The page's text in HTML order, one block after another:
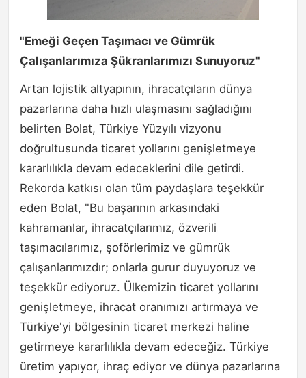
"Emeği Geçen Taşımacı ve Gümrük
Çalışanlarımıza Şükranlarımızı Sunuyoruz"
Artan lojistik altyapının, ihracatçıların dünya
pazarlarına daha hızlı ulaşmasını sağladığını
belirten Bolat, Türkiye Yüzyılı vizyonu
doğrultusunda ticaret yollarını genişletmeye
kararlılıkla devam edeceklerini dile getirdi.
Rekorda katkısı olan tüm paydaşlara teşekkür
eden Bolat, "Bu başarının arkasındaki
kahramanlar, ihracatçılarımız, özverili
taşımacılarımız, şoförlerimiz ve gümrük
çalışanlarımızdır; onlarla gurur duyuyoruz ve
teşekkür ediyoruz. Ülkemizin ticaret yollarını
genişletmeye, ihracat oranımızı artırmaya ve
Türkiye'yi bölgesinin ticaret merkezi haline
getirmeye kararlılıkla devam edeceğiz. Türkiye
üretim yapıyor, ihraç ediyor ve dünya pazarlarına